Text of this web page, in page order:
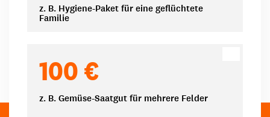
z. B. Hygiene-Paket für eine geflüchtete
Familie
100 €
z. B. Gemüse-Saatgut für mehrere Felder